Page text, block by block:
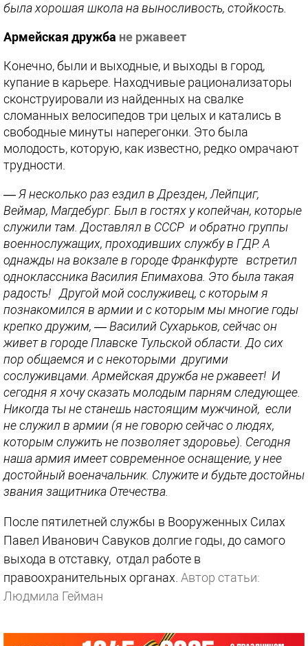
была хорошая школа на выносливость, стойкость.
Армейская дружба не ржавеет
Конечно, были и выходные, и выходы в город,
купание в карьере. Находчивые рационализаторы
сконструировали из найденных на свалке
сломанных велосипедов три целых и катались в
свободные минуты наперегонки. Это была
молодость, которую, как известно, редко омрачают
трудности.
—Я несколько раз ездил в Дрезден, Лейпциг,
Веймар, Магдебург. Был в гостях у копейчан, которые
служили там. Доставлял в СССР и обратно группы
военнослужащих, проходивших службу в ГДР. А
однажды на вокзале в городе Франкфурте встретил
одноклассника Василия Епимахова. Это была такая
радость! Другой мой сослуживец, с которым я
познакомился в армии и с которым мы многие годы
крепко дружим, — Василий Сухарьков, сейчас он
живет в городе Плавске Тульской области. До сих
пор общаемся и с некоторыми другими
сослуживцами. Армейская дружба не ржавеет! И
сегодня я хочу сказать молодым парням следующее.
Никогда ты не станешь настоящим мужчиной, если
не служил в армии (я не говорю сейчас о людях,
которым служить не позволяет здоровье). Сегодня
наша армия имеет современное оснащение, у нее
достойный военачальник. Служите и будьте достойны
звания защитника Отечества.
После пятилетней службы в Вооруженных Силах
Павел Иванович Савуков долгие годы, до самого
выхода в отставку, отдал работе в
правоохранительных органах. Автор статьи:
Людмила Гейман